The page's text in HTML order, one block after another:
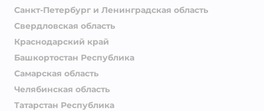
Санкт-Петербург и Ленинградская область
Свердловская область
Краснодарский край
Башкортостан Республика
Самарская область
Челябинская область
Татарстан Республика